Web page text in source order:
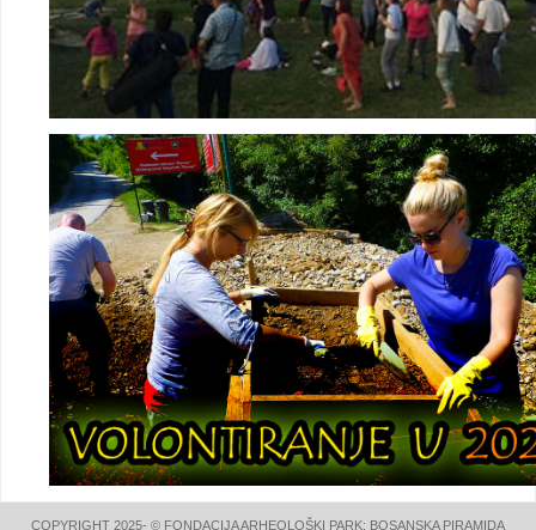
COPYRIGHT 2025- © FONDACIJA ARHEOLOŠKI PARK: BOSANSKA PIRAMIDA